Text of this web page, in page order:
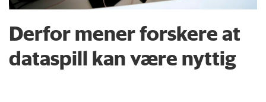
Derfor mener forskere at
dataspill kan være nyttig